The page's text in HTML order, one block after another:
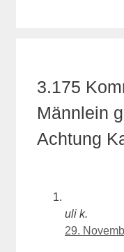
3.175
Männlein
Achtung
uli k.
29.